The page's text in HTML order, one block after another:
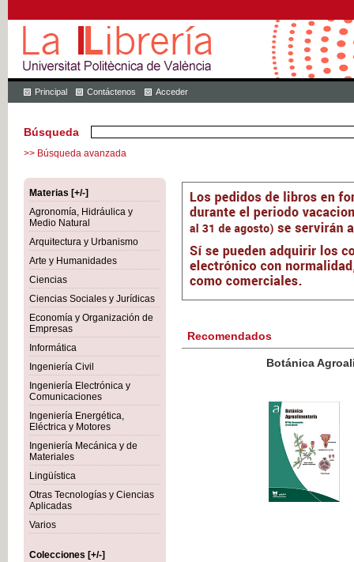
Principal Contáctenos Acceder
Búsqueda
>> Búsqueda avanzada
Materias [+/-]
Agronomía, Hidráulica y
Medio Natural
Arquitectura y Urbanismo
Arte y Humanidades
Ciencias
Ciencias Sociales y Jurídicas
Economía y Organización de
Empresas
Informática
Ingeniería Civil
Ingeniería Electrónica y
Comunicaciones
Ingeniería Energética,
Eléctrica y Motores
Ingeniería Mecánica y de
Materiales
Lingüística
Otras Tecnologías y Ciencias
Aplicadas
Varios
Colecciones [+/-]
Recomendados
Botánica Agroalimentaria
IVA